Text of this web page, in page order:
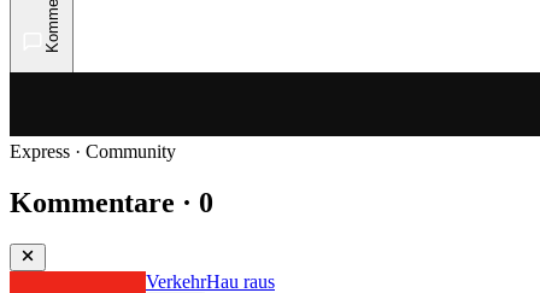
Express · Community
Kommentare · 0
VerkehrHau raus